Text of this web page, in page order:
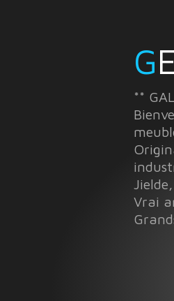
**
Vrai